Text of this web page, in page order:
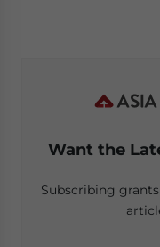
Want the
Subscribing